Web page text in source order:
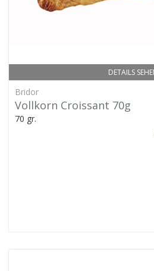
DETAILS
Bridor
Vollkorn Croissant 70g
70 gr.